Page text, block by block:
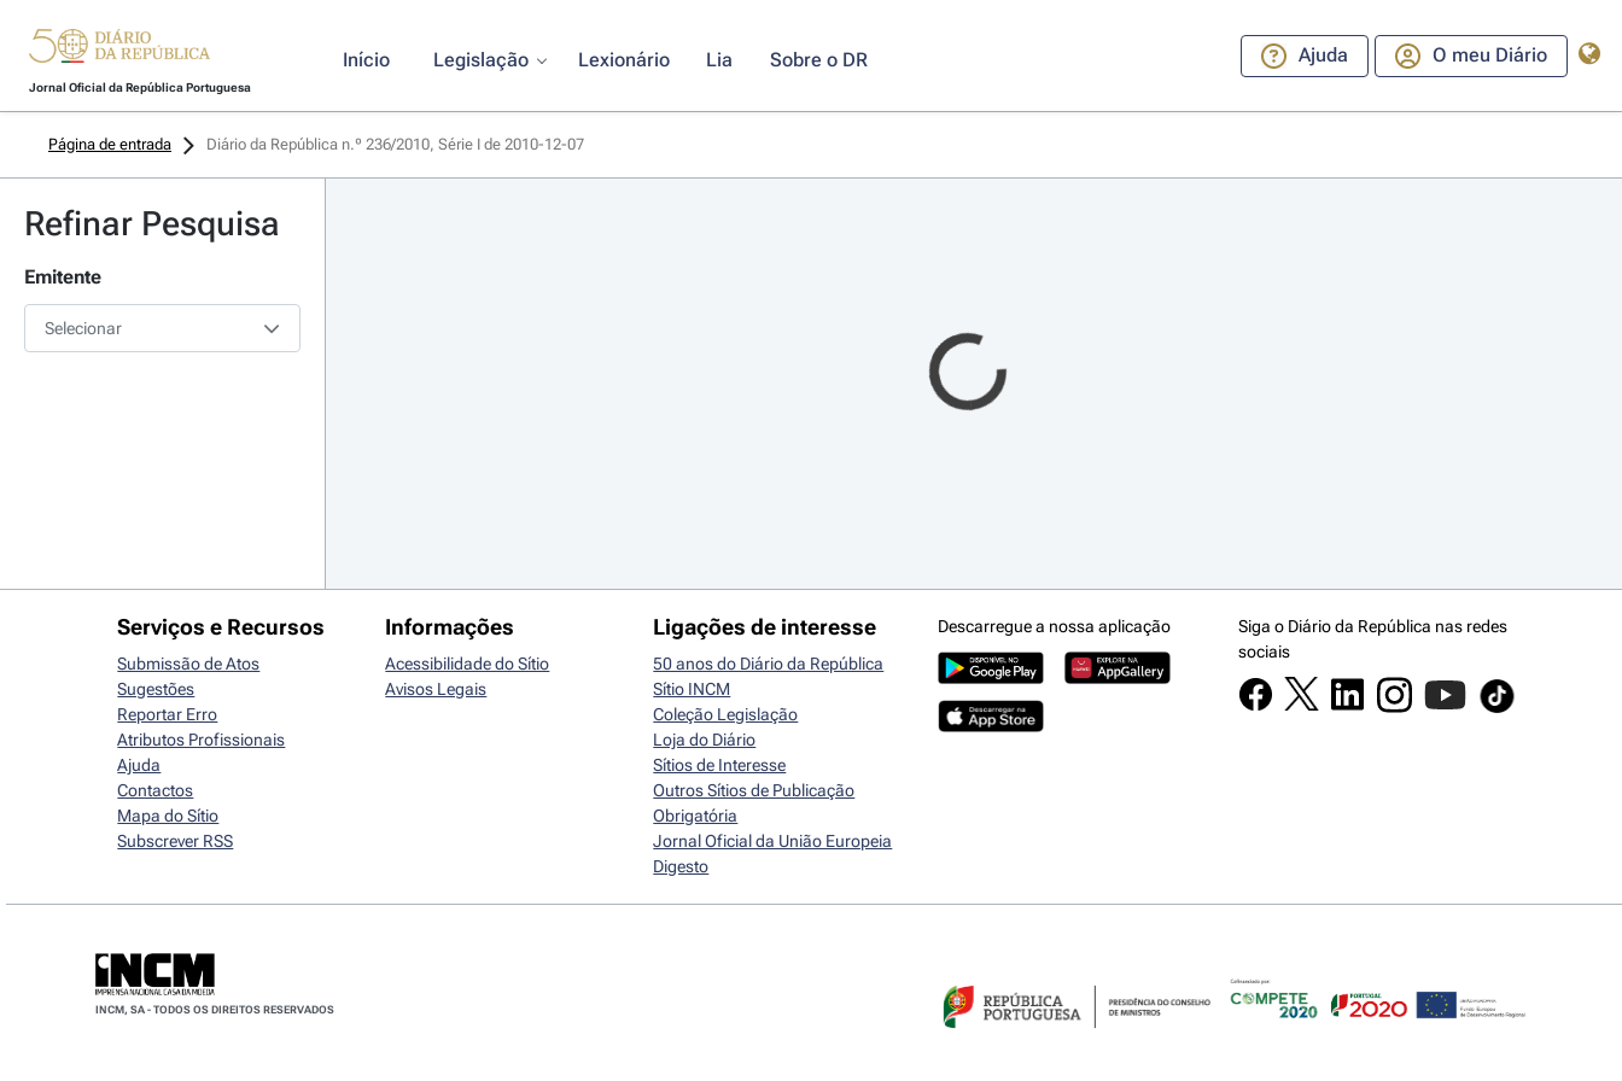
Jornal Oficial da República Portuguesa
Início Legislação Lexionário Lia Sobre o DR Ajuda O meu Diário
Página de entrada Diário da República n.º 236/2010, Série I de 2010-12-07
Refinar Pesquisa
Emitente
Selecionar
Serviços e Recursos
Submissão de Atos
Sugestões
Reportar Erro
Atributos Profissionais
Ajuda
Contactos
Mapa do Sítio
Subscrever RSS
Informações
Acessibilidade do Sítio
Avisos Legais
Ligações de interesse
50 anos do Diário da República
Sítio INCM
Coleção Legislação
Loja do Diário
Sítios de Interesse
Outros Sítios de Publicação
Obrigatória
Jornal Oficial da União Europeia
Digesto
Descarregue a nossa aplicação
Siga o Diário da República nas redes
sociais
INCM, SA - TODOS OS DIREITOS RESERVADOS